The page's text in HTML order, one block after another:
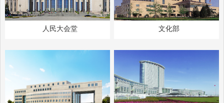
人民大会堂 文化部